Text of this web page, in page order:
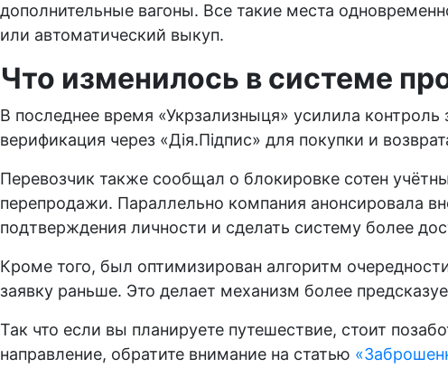
дополнительные вагоны. Все такие места
или автоматический выкуп.
Что изменилось в системе
В последнее время «Укрзализныця» усилила
верификация через «Дія.Підпис» для покупки и
Перевозчик также сообщал о блокировке сотен
перепродажи. Параллельно компания анонсировала
подтверждения личности и сделать систему более
Кроме того, был оптимизирован алгоритм
заявку раньше. Это делает механизм более
Так что если вы планируете путешествие, стоит
направление, обратите внимание на статью